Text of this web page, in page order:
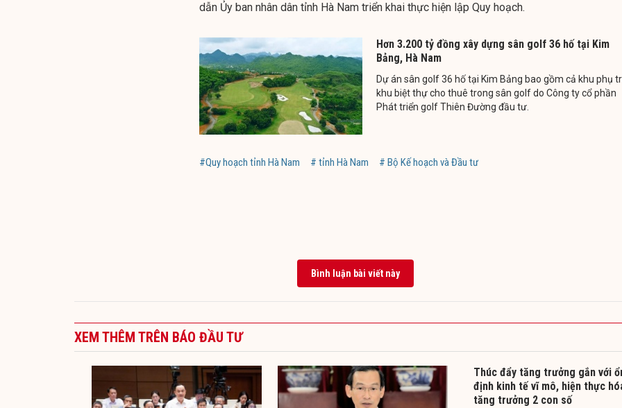
dẫn Ủy ban nhân dân tỉnh Hà Nam triển khai thực hiện lập Quy hoạch.
Hơn 3.200 tỷ đồng xây dựng sân golf 36 hố tại Kim
Bảng, Hà Nam
Dự án sân golf 36 hố tại Kim Bảng bao gồm cả khu phụ
khu biệt thự cho thuê trong sân golf do Công ty cổ phần
Phát triển golf Thiên Đường đầu tư.
#Quy hoạch tỉnh Hà Nam # tỉnh Hà Nam # Bộ Kế hoạch và Đầu tư
Bình luận bài viết này
XEM THÊM TRÊN BÁO ĐẦU TƯ
Thúc đẩy tăng trưởng gắn với
định kinh tế vĩ mô, hiện thực
tăng trưởng 2 con số